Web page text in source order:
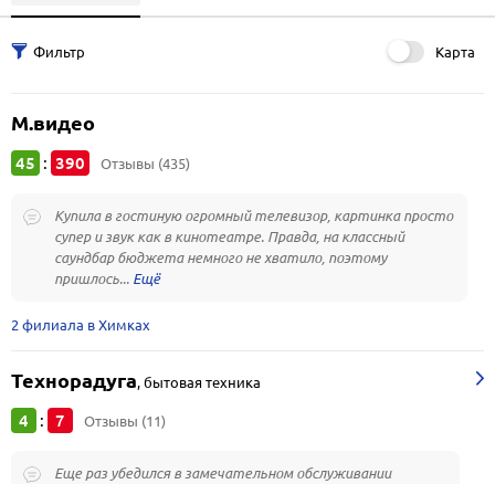
Карта
М.видео
45 : 390 Отзывы (435)
Купила в гостиную огромный телевизор, картинка просто
супер и звук как в кинотеатре. Правда, на классный
саундбар бюджета немного не хватило, поэтому
пришлось...
2 филиала в Химках
Технорадуга,бытовая техника
4 : 7 Отзывы (11)
Еще раз убедился в замечательном обслуживании